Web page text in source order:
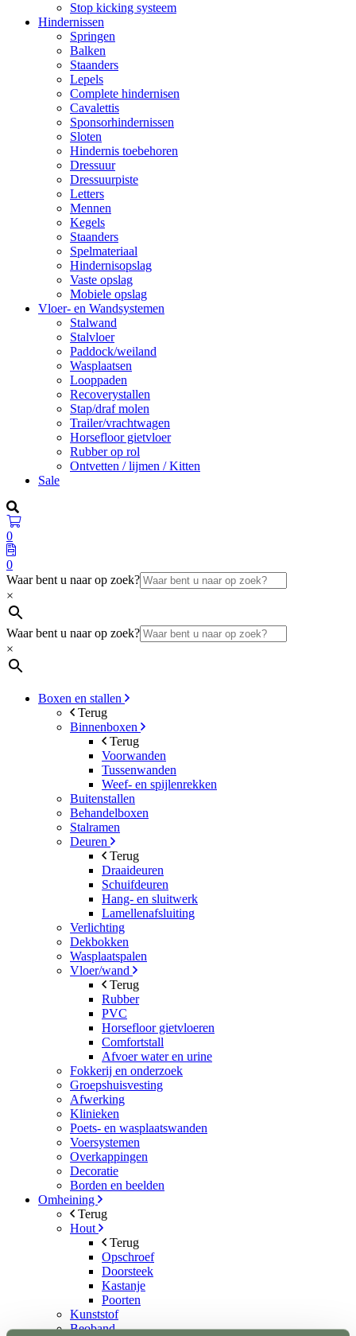
Stop kicking systeem
Hindernissen
Springen
Balken
Staanders
Lepels
Complete hindernisen
Cavalettis
Sponsorhindernissen
Sloten
Hindernis toebehoren
Dressuur
Dressuurpiste
Letters
Mennen
Kegels
Staanders
Spelmateriaal
Hindernisopslag
Vaste opslag
Mobiele opslag
Vloer- en Wandsystemen
Stalwand
Stalvloer
Paddock/weiland
Wasplaatsen
Looppaden
Recoverystallen
Stap/draf molen
Trailer/vrachtwagen
Horsefloor gietvloer
Rubber op rol
Ontvetten / lijmen / Kitten
Sale
0
0
Waar bent u naar op zoek?
×
Waar bent u naar op zoek?
×
Boxen en stallen
Terug
Binnenboxen
Terug
Voorwanden
Tussenwanden
Weef- en spijlenrekken
Buitenstallen
Behandelboxen
Stalramen
Deuren
Terug
Draaideuren
Schuifdeuren
Hang- en sluitwerk
Lamellenafsluiting
Verlichting
Dekbokken
Wasplaatspalen
Vloer/wand
Terug
Rubber
PVC
Horsefloor gietvloeren
Comfortstall
Afvoer water en urine
Fokkerij en onderzoek
Groepshuisvesting
Afwerking
Klinieken
Poets- en wasplaatswanden
Voersystemen
Overkappingen
Decoratie
Borden en beelden
Omheining
Terug
Hout
Terug
Opschroef
Doorsteek
Kastanje
Poorten
Kunststof
Beoband